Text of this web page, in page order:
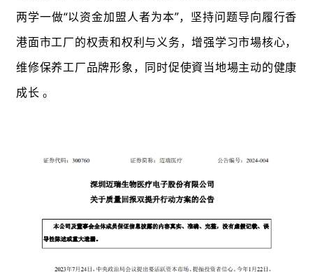
两学一做“以资金加盟人者为本”，坚持问题导向履行香
港面市工厂的权责和权利与义务，增强学习市場核心，
维修保养工厂品牌形象，同时促使資当地場主动的健康
成长 。